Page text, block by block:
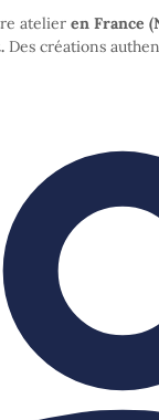
atelier en France
Des créations